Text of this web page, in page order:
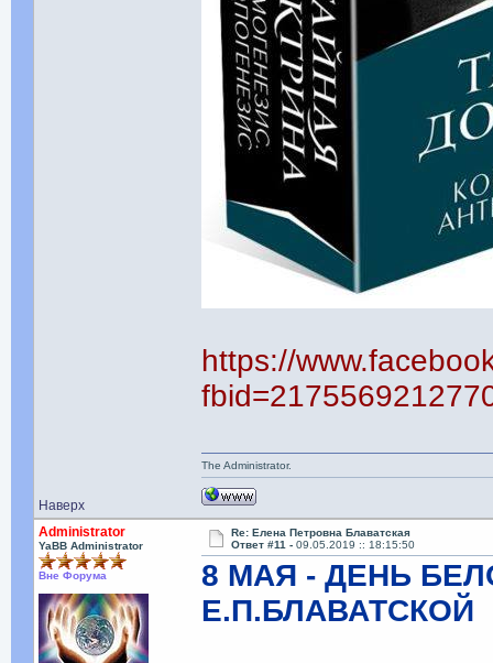
https://
Наверх
The Administrator.
Administrator
YaBB Administrator
Вне Форума
Re: Елена Петровна Блаватская
Ответ #11 -09.05.2019 :: 18:15:50
8 МАЯ - ДЕНЬ
Е.П.БЛАВАТСКОЙ